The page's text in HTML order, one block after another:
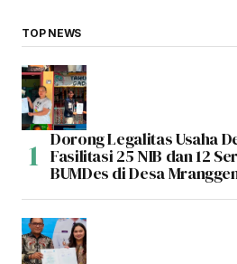
TOP NEWS
Dorong Legalitas Usaha
Fasilitasi 25 NIB dan 12
BUMDes di Desa